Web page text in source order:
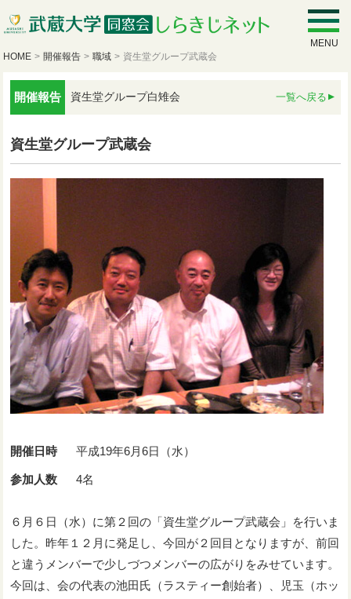
MENU
HOME > 開催報告 > 職域 > 資生堂グループ武蔵会
開催報告 資生堂グループ白雉会 一覧へ戻る
資生堂グループ武蔵会
開催日時 平成19年6月6日（水）
参加人数 4名
６月６日（水）に第２回の「資生堂グループ武蔵会」を行いま
した。昨年１２月に発足し、今回が２回目となりますが、前回
と違うメンバーで少しづつメンバーの広がりをみせています。
今回は、会の代表の池田氏（ラスティー創始者）、児玉（ホッ